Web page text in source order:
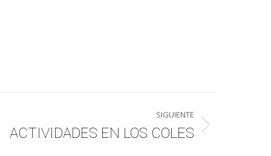
SIGUIENTE
ACTIVIDADES EN LOS COLES